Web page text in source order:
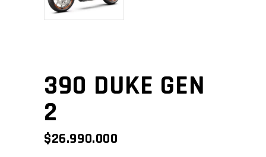
390 DUKE GEN
2
$26.990.000